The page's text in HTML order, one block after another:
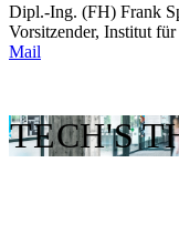
Dipl.-Ing. (FH) Frank
Vorsitzender, Institut
Mail
TECH'S